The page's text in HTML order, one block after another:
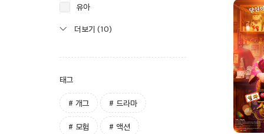
유아
더보기 (10)
태그
# 개그 # 드라마
# 모험 # 액션